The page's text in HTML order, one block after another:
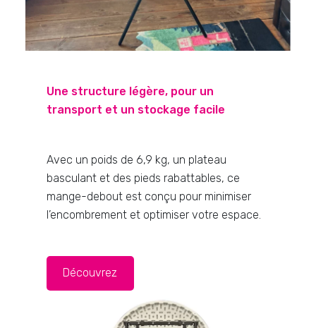
Une structure légère, pour un
transport et un stockage facile
Avec un poids de 6,9 kg, un plateau
basculant et des pieds rabattables, ce
mange-debout est conçu pour minimiser
l’encombrement et optimiser votre espace.
Découvrez